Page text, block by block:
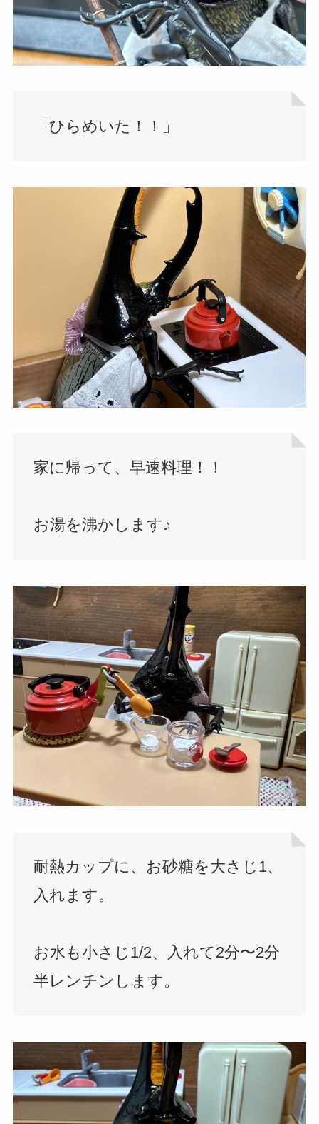
「ひらめいた！！」
家に帰って、早速料理！！
お湯を沸かします♪
耐熱カップに、お砂糖を大さじ1、
入れます。
お水も小さじ1/2、入れて2分〜2分
半レンチンします。